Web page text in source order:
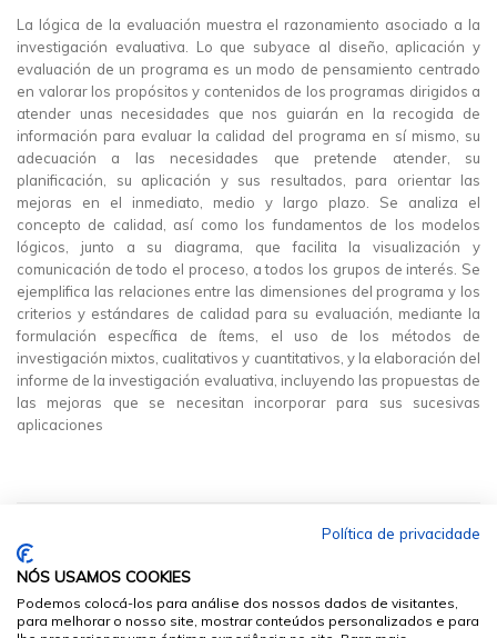
La lógica de la evaluación muestra el razonamiento asociado a la
investigación evaluativa. Lo que subyace al diseño, aplicación y
evaluación de un programa es un modo de pensamiento centrado
en valorar los propósitos y contenidos de los programas dirigidos a
atender unas necesidades que nos guiarán en la recogida de
información para evaluar la calidad del programa en sí mismo, su
adecuación a las necesidades que pretende atender, su
planificación, su aplicación y sus resultados, para orientar las
mejoras en el inmediato, medio y largo plazo. Se analiza el
concepto de calidad, así como los fundamentos de los modelos
lógicos, junto a su diagrama, que facilita la visualización y
comunicación de todo el proceso, a todos los grupos de interés. Se
ejemplifica las relaciones entre las dimensiones del programa y los
criterios y estándares de calidad para su evaluación, mediante la
formulación específica de ítems, el uso de los métodos de
investigación mixtos, cualitativos y cuantitativos, y la elaboración del
informe de la investigación evaluativa, incluyendo las propuestas de
las mejoras que se necesitan incorporar para sus sucesivas
aplicaciones
Política de privacidade
NÓS USAMOS COOKIES
Podemos colocá-los para análise dos nossos dados de visitantes,
para melhorar o nosso site, mostrar conteúdos personalizados e para